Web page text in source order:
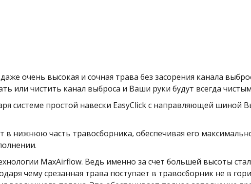
очень высокая и сочная трава без засорения канала
или чистить канал выброса и Ваши руки будут всегда
системе простой навески EasyClick с направляющей шиной
в нижнюю часть травосборника, обеспечивая его
MaxAirflow. Ведь именно за счет большей высоты
чему срезанная трава поступает в травосборник не в